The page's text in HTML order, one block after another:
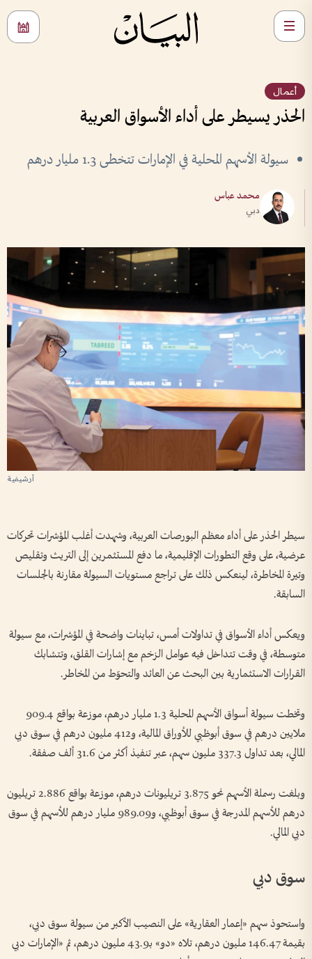
أعمال
الحذر يسيطر على أداء الأسواق العربية
سيولة الأسهم المحلية في الإمارات تتخطى 1.3 مليار درهم
محمد عباس
دبي
أرشيفية
سيطر الحذر على أداء معظم البورصات العربية، وشهدت أغلب المؤشرات تحركات
عرضية، على وقع التطورات الإقليمية، ما دفع المستثمرين إلى التريث وتقليص
وتيرة المخاطرة، لينعكس ذلك على تراجع مستويات السيولة مقارنة بالجلسات
السابقة.
ويعكس أداء الأسواق في تداولات أمس، تباينات واضحة في المؤشرات، مع سيولة
متوسطة، في وقت تتداخل فيه عوامل الزخم مع إشارات القلق، وتتشابك
القرارات الاستثمارية بين البحث عن العائد والتحوّط من المخاطر.
وتخطت سيولة أسواق الأسهم المحلية 1.3 مليار درهم، موزعة بواقع 909.4
ملايين درهم في سوق أبوظبي للأوراق المالية، و412 مليون درهم في سوق دبي
المالي، بعد تداول 337.3 مليون سهم، عبر تنفيذ أكثر من 31.6 ألف صفقة.
وبلغت رسملة الأسهم نحو 3.875 تريليونات درهم، موزعة بواقع 2.886 تريليون
درهم للأسهم المدرجة في سوق أبوظبي، و989.09 مليار درهم للأسهم في سوق
دبي المالي.
سوق دبي
واستحوذ سهم «إعمار العقارية» على النصيب الأكبر من سيولة سوق دبي،
بقيمة 146.47 مليون درهم، تلاه «دو» بـ43.9 مليون درهم، ثم «الإمارات دبي